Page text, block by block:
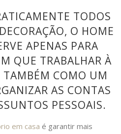
TODOS
O HOME
APENAS PARA
QUE TRABALHAR À
TAMBÉM COMO UM
AS CONTAS
PESSOAIS.
em casa é garantir mais